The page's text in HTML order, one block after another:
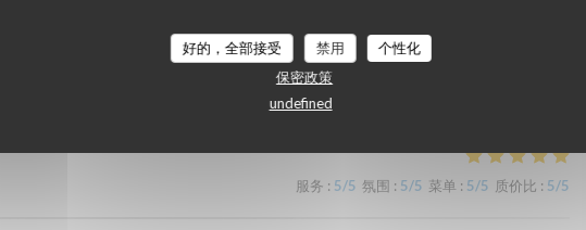
好的，全部接受 禁用
个性化
保密政策
undefined
我们的顾客评分
服务 : 5/5 氛围 : 5/5 菜单 : 5/5 质价比 : 5/5